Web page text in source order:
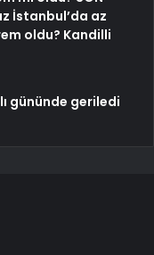
İstanbul’da az
oldu? Kandilli
gününde geriledi